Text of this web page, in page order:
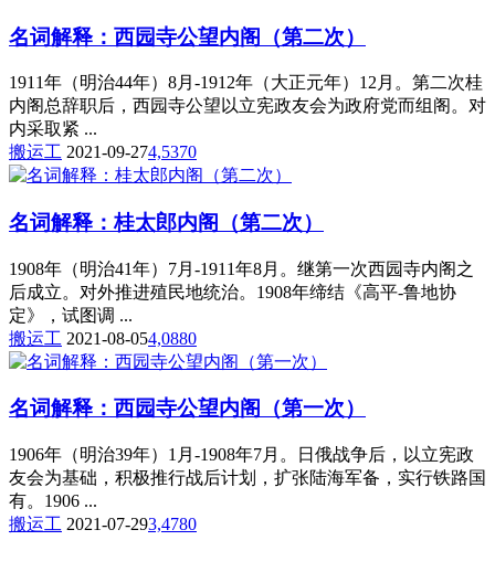
名词解释：西园寺公望内阁（第二次）
1911年（明治44年）8月-1912年（大正元年）12月。第二次桂
内阁总辞职后，西园寺公望以立宪政友会为政府党而组阁。对
内采取紧 ...
搬运工 2021-09-274,5370
名词解释：桂太郎内阁（第二次）
1908年（明治41年）7月-1911年8月。继第一次西园寺内阁之
后成立。对外推进殖民地统治。1908年缔结《高平-鲁地协
定》，试图调 ...
搬运工 2021-08-054,0880
名词解释：西园寺公望内阁（第一次）
1906年（明治39年）1月-1908年7月。日俄战争后，以立宪政
友会为基础，积极推行战后计划，扩张陆海军备，实行铁路国
有。1906 ...
搬运工 2021-07-293,4780